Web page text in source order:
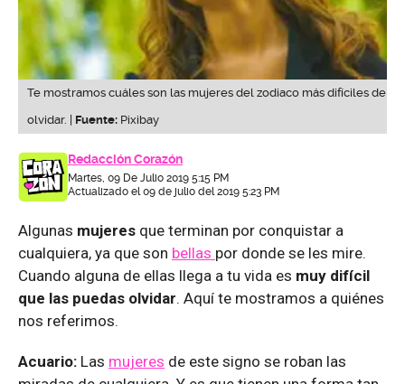
Te mostramos cuáles son las mujeres del zodiaco más difíciles de
olvidar. | Fuente: Pixibay
Redacción Corazón
Martes, 09 De Julio 2019 5:15 PM
Actualizado el 09 de julio del 2019 5:23 PM
Algunas mujeres que terminan por conquistar a
cualquiera, ya que son bellas por donde se les mire.
Cuando alguna de ellas llega a tu vida es muy difícil
que las puedas olvidar. Aquí te mostramos a quiénes
nos referimos.
Acuario: Las mujeres de este signo se roban las